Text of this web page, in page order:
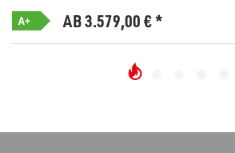
A+ AB 3.579,00€*